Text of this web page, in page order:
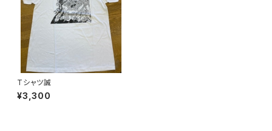
Tシャツ誠
¥3,300